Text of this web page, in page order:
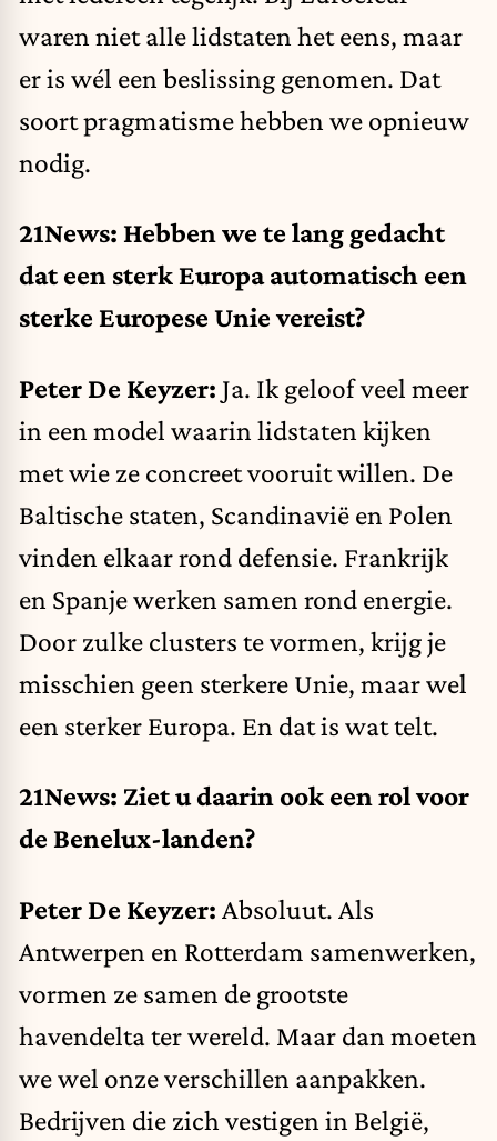
waren niet alle lidstaten het eens, maar
er is wél een beslissing genomen. Dat
soort pragmatisme hebben we opnieuw
nodig.
21News: Hebben we te lang gedacht
dat een sterk Europa automatisch een
sterke Europese Unie vereist?
Peter De Keyzer: Ja. Ik geloof veel meer
in een model waarin lidstaten kijken
met wie ze concreet vooruit willen. De
Baltische staten, Scandinavië en Polen
vinden elkaar rond defensie. Frankrijk
en Spanje werken samen rond energie.
Door zulke clusters te vormen, krijg je
misschien geen sterkere Unie, maar wel
een sterker Europa. En dat is wat telt.
21News: Ziet u daarin ook een rol voor
de Benelux-landen?
Peter De Keyzer: Absoluut. Als
Antwerpen en Rotterdam samenwerken,
vormen ze samen de grootste
havendelta ter wereld. Maar dan moeten
we wel onze verschillen aanpakken.
Bedrijven die zich vestigen in België,